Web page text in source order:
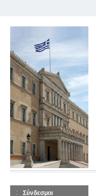
Σύνδεσμοι